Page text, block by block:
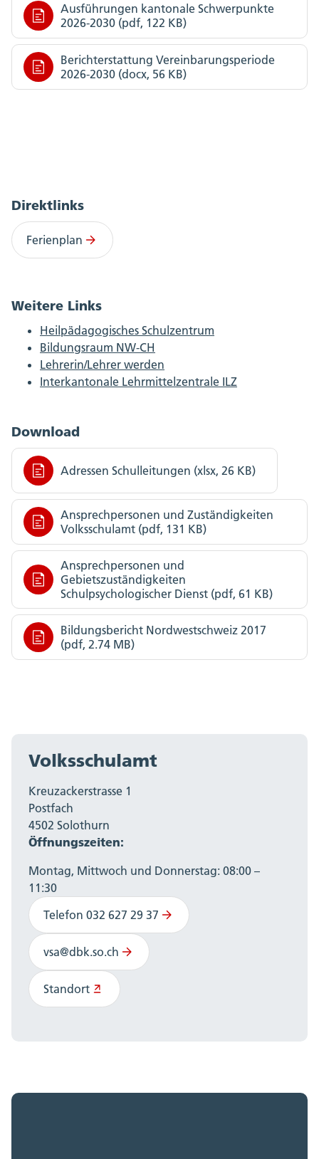
Ausführungen kantonale Schwerpunkte
2026-2030 (pdf, 122 KB)
Berichterstattung Vereinbarungsperiode
2026-2030 (docx, 56 KB)
Direktlinks
Ferienplan
Weitere Links
Heilpädagogisches Schulzentrum
Bildungsraum NW-CH
Lehrerin/Lehrer werden
Interkantonale Lehrmittelzentrale ILZ
Download
Adressen Schulleitungen (xlsx, 26 KB)
Ansprechpersonen und Zuständigkeiten
Volksschulamt (pdf, 131 KB)
Ansprechpersonen und
Gebietszuständigkeiten
Schulpsychologischer Dienst (pdf, 61 KB)
Bildungsbericht Nordwestschweiz 2017
(pdf, 2.74 MB)
Volksschulamt
Kreuzackerstrasse 1
Postfach
4502 Solothurn
Öffnungszeiten:
Montag, Mittwoch und Donnerstag: 08:00 –
11:30
Telefon 032 627 29 37
vsa@dbk.so.ch
Standort